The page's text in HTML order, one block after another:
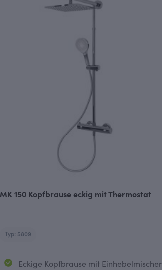
MK 150 Kopfbrause eckig mit Thermostat
Typ: 5809
Eckige Kopfbrause mit Einhebelmischer